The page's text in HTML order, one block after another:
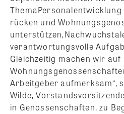
rücken und
verantwortungsvolle
Gleichzeitig machen wir auf
Arbeitgeber aufmerksam“,
Wilde,
in Genossenschaften, zu